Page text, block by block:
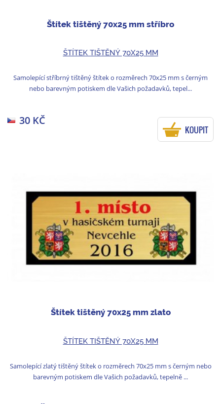
Štítek tištěný 70x25 mm stříbro
ŠTÍTEK TIŠTĚNÝ 70X25 MM
Samolepící stříbrný tištěný štítek o rozměrech 70x25 mm s černým
nebo barevným potiskem dle Vašich požadavků, tepel...
30 KČ
KOUPIT
Štítek tištěný 70x25 mm zlato
ŠTÍTEK TIŠTĚNÝ 70X25 MM
Samolepící zlatý tištěný štítek o rozměrech 70x25 mm s černým nebo
barevným potiskem dle Vašich požadavků, tepelně ...